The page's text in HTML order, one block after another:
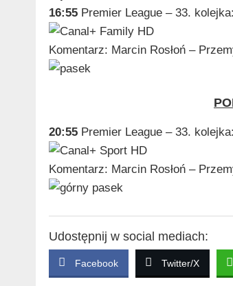
16:55Premier League – 33. kolejka:
Komentarz: Marcin Rosłoń –
20:55Premier League – 33. kolejka:
Komentarz: Marcin Rosłoń –
Udostępnij w social mediach:
Facebook Twitter/X